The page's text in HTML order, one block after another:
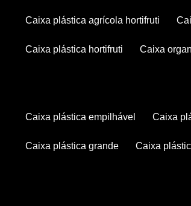
caixa plástica agrícola hortifruti
caixa plástica hortifruti caixa
caixa plástica empilhável caixa
caixa plástica grande caixa